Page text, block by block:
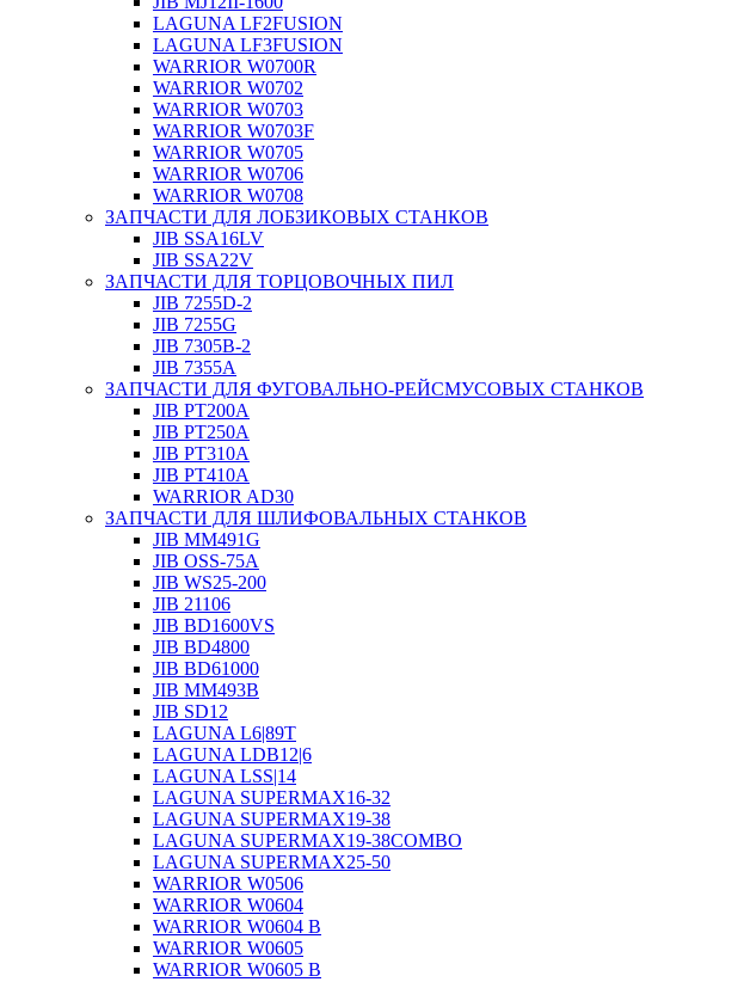
LAGUNA LF2FUSION
LAGUNA LF3FUSION
WARRIOR W0700R
WARRIOR W0702
WARRIOR W0703
WARRIOR W0703F
WARRIOR W0705
WARRIOR W0706
WARRIOR W0708
ЗАПЧАСТИ ДЛЯ ЛОБЗИКОВЫХ СТАНКОВ
JIB SSA16LV
JIB SSA22V
ЗАПЧАСТИ ДЛЯ ТОРЦОВОЧНЫХ ПИЛ
JIB 7255D-2
JIB 7255G
JIB 7305B-2
JIB 7355A
ЗАПЧАСТИ ДЛЯ ФУГОВАЛЬНО-РЕЙСМУСОВЫХ СТАНКОВ
JIB PT200A
JIB PT250A
JIB PT310A
JIB PT410A
WARRIOR AD30
ЗАПЧАСТИ ДЛЯ ШЛИФОВАЛЬНЫХ СТАНКОВ
JIB MM491G
JIB OSS-75A
JIB WS25-200
JIB 21106
JIB BD1600VS
JIB BD4800
JIB BD61000
JIB MM493B
JIB SD12
LAGUNA L6|89T
LAGUNA LDB12|6
LAGUNA LSS|14
LAGUNA SUPERMAX16-32
LAGUNA SUPERMAX19-38
LAGUNA SUPERMAX19-38COMBO
LAGUNA SUPERMAX25-50
WARRIOR W0506
WARRIOR W0604
WARRIOR W0604 B
WARRIOR W0605
WARRIOR W0605 B